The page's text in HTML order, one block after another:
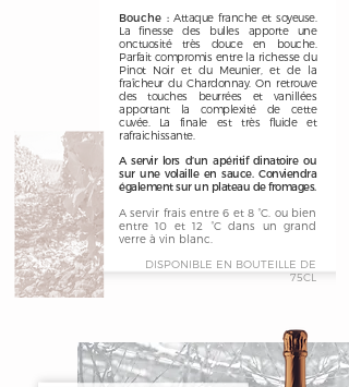
Bouche : Attaque franche et soyeuse.
La finesse des bulles apporte une
onctuosité très douce en bouche.
Parfait compromis entre la richesse du
Pinot Noir et du Meunier, et de la
fraîcheur du Chardonnay. On retrouve
des touches beurrées et vanillées
apportant la complexité de cette
cuvée. La finale est très fluide et
rafraichissante.
A servir lors d’un apéritif dinatoire ou
sur une volaille en sauce. Conviendra
également sur un plateau de fromages.
A servir frais entre 6 et 8 °C. ou bien
entre 10 et 12 °C dans un grand
verre à vin blanc.
DISPONIBLE EN BOUTEILLE DE
75CL